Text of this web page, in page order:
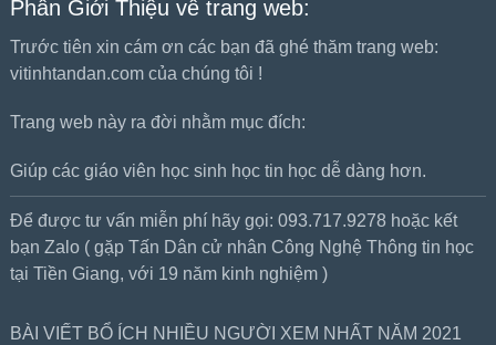
Phần Giới Thiệu về trang web:
Trước tiên xin cám ơn các bạn đã ghé thăm trang web:
vitinhtandan.com của chúng tôi !
Trang web này ra đời nhằm mục đích:
Giúp các giáo viên học sinh học tin học dễ dàng hơn.
Để được tư vấn miễn phí hãy gọi: 093.717.9278 hoặc kết
bạn Zalo ( gặp Tấn Dân cử nhân Công Nghệ Thông tin học
tại Tiền Giang, với 19 năm kinh nghiệm )
BÀI VIẾT BỔ ÍCH NHIỀU NGƯỜI XEM NHẤT NĂM 2021